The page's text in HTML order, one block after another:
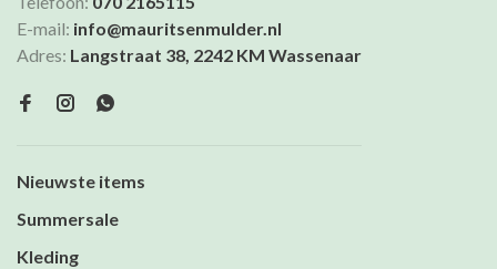
E-mail: info@mauritsenmulder.nl
Adres: Langstraat 38, 2242 KM Wassenaar
Nieuwste items
Summersale
Kleding